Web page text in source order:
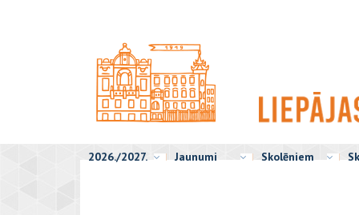
2026./2027. Jaunumi Skolēniem